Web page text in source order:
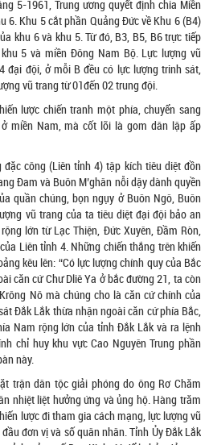
5-1961, Trung ương quyết định chia Miền
6. Khu 5 cắt phần Quảng Đức về Khu 6 (B4)
khu 6 và khu 5. Từ đó, B3, B5, B6 trực tiếp
5 và miền Đông Nam Bộ. Lực lượng vũ
đại đội, ở mỗi B đều có lực lượng trinh sát,
vũ trang từ 01đến 02 trung đội.
lược chiến tranh một phía, chuyển sang
miền Nam, mà cốt lõi là gom dân lập ấp
công (Liên tỉnh 4) tập kích tiêu diệt đồn
Đam và Buôn M’ghân nỗi dậy dành quyền
quần chúng, bọn ngụy ở Buôn Ngô, Buôn
vũ trang của ta tiêu diệt đại đội bảo an
lớn từ Lạc Thiện, Đức Xuyên, Đầm Ròn,
Liên tỉnh 4. Những chiến thắng trên khiến
kêu lên: “Có lực lượng chính quy của Bắc
căn cứ Chư Dliê Ya ở bắc đường 21, ta còn
Nô mà chúng cho là căn cứ chính của
Đắk Lắk thừa nhận ngoài căn cứ phía Bắc,
Nam rộng lớn của tỉnh Đắk Lắk và ra lệnh
chỉ huy khu vực Cao Nguyên Trung phần
này.
trận dân tộc giải phóng do ông Rơ Chăm
nhiệt liệt hưởng ứng và ủng hộ. Hàng trăm
lược đi tham gia cách mạng, lực lượng vũ
đơn vị và số quân nhân. Tỉnh Ủy Đắk Lắk